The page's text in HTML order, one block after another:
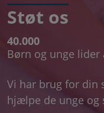
Støt os
40.000
Børn og unge lider
Vi har brug for din
hjælpe de unge og